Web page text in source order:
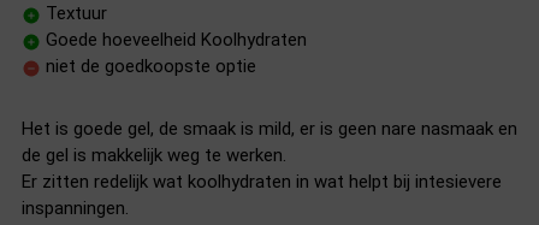
Textuur
Goede hoeveelheid Koolhydraten
niet de goedkoopste optie
Het is goede gel, de smaak is mild, er is geen nare nasmaak en
de gel is makkelijk weg te werken.
Er zitten redelijk wat koolhydraten in wat helpt bij intesievere
inspanningen.